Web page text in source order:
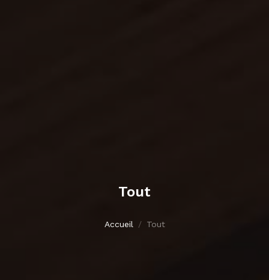
Tout
Accueil Tout